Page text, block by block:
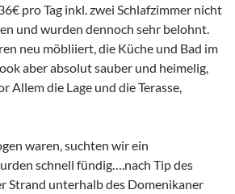
pro Tag inkl. zwei Schlafzimmer nicht
und wurden dennoch sehr belohnt.
neu möbliiert, die Küche und Bad im
aber absolut sauber und heimelig,
Allem die Lage und die Terasse,
waren, suchten wir ein
schnell fündig….nach Tip des
Strand unterhalb des Domenikaner